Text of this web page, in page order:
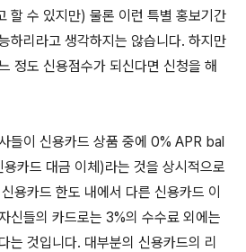
할 수 있지만) 물론 이런 특별 홍보기간
하리라고 생각하지는 않습니다. 하지만
정도 신용점수가 되신다면 신청을 해
들이 신용카드 상품 중에 0% APR bal
카드 대금 이체)라는 것을 상시적으로
용카드 한도 내에서 다른 신용카드 이
신들의 카드로는 3%의 수수료 외에는
는 것입니다. 대부분의 신용카드의 리